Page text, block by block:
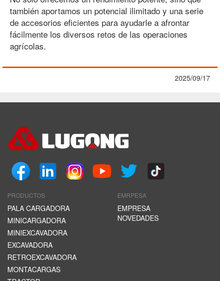
también aportamos un potencial ilimitado y una serie
de accesorios eficientes para ayudarle a afrontar
fácilmente los diversos retos de las operaciones
agrícolas.
2025/09/17
PRODUCTOS
PALA CARGADORA
MINICARGADORA
MINIEXCAVADORA
EXCAVADORA
RETROEXCAVADORA
MONTACARGAS
EMRPESA
EMPRESA
NOVEDADES